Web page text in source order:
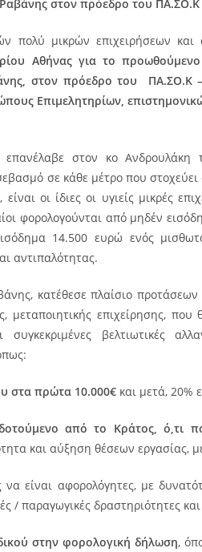
στον πρόεδρο του
πολύ μικρών επιχειρήσεων και
Αθήνας για το
στον πρόεδρο του ΠΑ.ΣΟ.Κ
Επιμελητηρίων,
στον κο
σε κάθε μέτρο που
οι ίδιες οι υγιείς μικρές
φορολογούνται από μηδέν
14.500 ευρώ ενός
αντιπαλότητας.
κατέθεσε πλαίσιο
μεταποιητικής επιχείρησης,
βελτιωτικές
στα πρώτα 10.000€ και μετά, 20%
από το Κράτος, ό,τι
και αύξηση θέσεων εργασίας,
να είναι αφορολόγητες, με
/ παραγωγικές δραστηριότητες
στην φορολογική δήλωση,